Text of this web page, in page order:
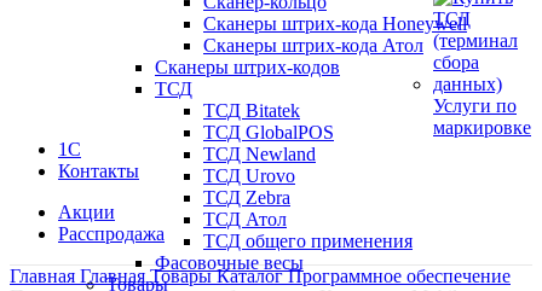
Сканеры штрих-кода Honeywell
Сканеры штрих-кода Атол
Сканеры штрих-кодов
ТСД
ТСД Bitatek
ТСД GlobalPOS
ТСД Newland
ТСД Urovo
ТСД Zebra
ТСД Атол
ТСД общего применения
Фасовочные весы
Товары
Услуги по
маркировке
1С
Контакты
Акции
Расспродажа
Главная Главная ТоварыКаталогПрограммное обеспечение